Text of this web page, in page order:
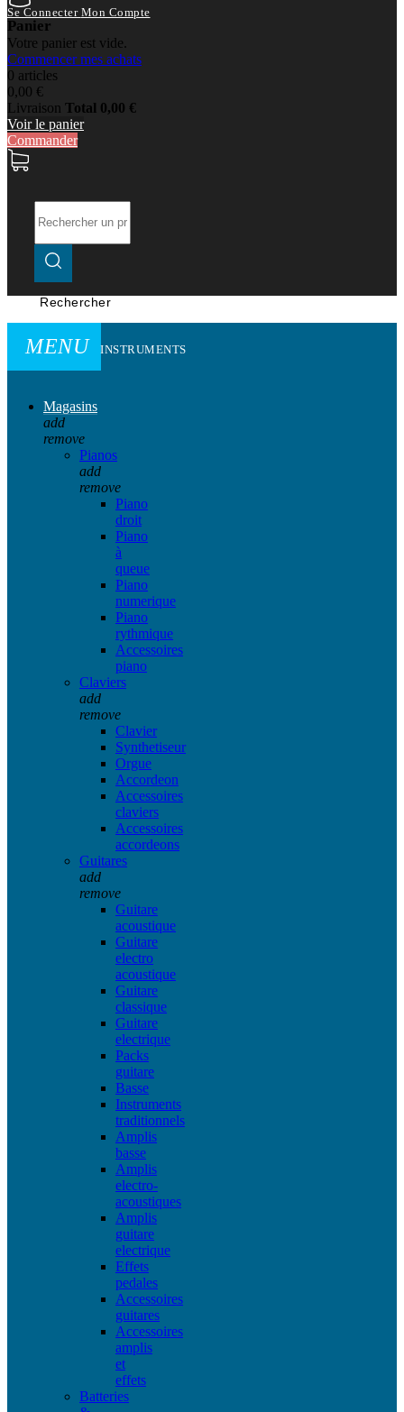
Se Connecter Mon Compte
Panier
Votre panier est vide.
Commencer mes achats
0 articles
0,00 €
Livraison Total 0,00 €
Voir le panier
Commander
Rechercher
MENU INSTRUMENTS
Magasins
add
remove
Pianos
add
remove
Piano
droit
Piano
à
queue
Piano
numerique
Piano
rythmique
Accessoires
piano
Claviers
add
remove
Clavier
Synthetiseur
Orgue
Accordeon
Accessoires
claviers
Accessoires
accordeons
Guitares
add
remove
Guitare
acoustique
Guitare
electro
acoustique
Guitare
classique
Guitare
electrique
Packs
guitare
Basse
Instruments
traditionnels
Amplis
basse
Amplis
electro-
acoustiques
Amplis
guitare
electrique
Effets
pedales
Accessoires
guitares
Accessoires
amplis
et
effets
Batteries